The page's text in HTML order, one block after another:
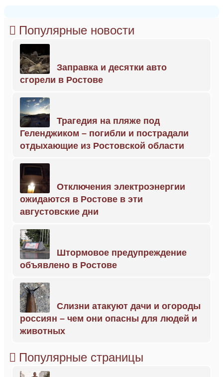
Популярные новости
Заправка и десятки авто
сгорели в Ростове
Трагедия на пляже под
Геленджиком – погибли и пострадали
отдыхающие из Ростовской области
Отключения электроэнергии
ожидаются в Ростове в эти
августовские дни
Штормовое предупреждение
объявлено в Ростове
Слизни атакуют дачи и огороды
россиян – чем они опасны для людей и
животных
Популярные страницы